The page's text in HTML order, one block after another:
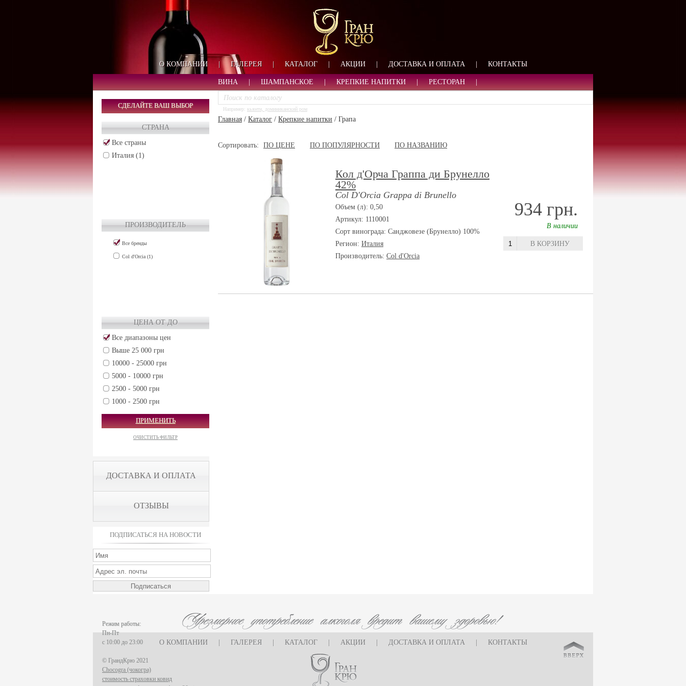
ЛОГИН
ЗАПОМНИТЬ МЕНЯ
ВАШЕ ИМЯ:
ТЕЛЕФОН:
ИМЯ
О КОМПАНИИ | ГАЛЕРЕЯ | КАТАЛОГ АКЦИИ ДОСТАВКА И ОПЛАТА КОНТАКТЫ
ВИНА ШАМПАНСКОЕ КРЕПКИЕ НАПИТКИ РЕСТОРАН
СДЕЛАЙТЕ ВАШ ВЫБОР
СТРАНА
Все страны
Италия (1)
ПРОИЗВОДИТЕЛЬ
Все бренды
Col d'Orcia (1)
ЦЕНА ОТ ДО
Все диапазоны цен
Выше 25 000 грн
10000 - 25000 грн
5000 - 10000 грн
2500 - 5000 грн
1000 - 2500 грн
500 - 1000 грн
250 - 500 грн
50 - 250 грн
ПРИМЕНИТЬ
ОЧИСТИТЬ ФИЛЬТР
ДОСТАВКА И ОПЛАТА
ОТЗЫВЫ
ПОДПИСАТЬСЯ НА НОВОСТИ
Например: кьянти, доминиканский ром
Главная / Каталог / Крепкие напитки / Грапа
Сортировать: ПО ЦЕНЕ ПО ПОПУЛЯРНОСТИ ПО НАЗВАНИЮ
Кол д'Орча Граппа ди Брунелло
42%
Col D'Orcia Grappa di Brunello
Объем (л): 0,50
Артикул: 1110001
Сорт винограда: Санджовезе (Брунелло) 100%
Регион: Италия
Производитель: Col d'Orcia
934 грн.
В наличии
В КОРЗИНУ
О КОМПАНИИ ГАЛЕРЕЯ КАТАЛОГ АКЦИИ ДОСТАВКА И ОПЛАТА КОНТАКТЫ
Режим работы:
Пн-Пт
с 10:00 до 23:00
© ГрандКрю 2021
Chocogra (чокогра)
стоимость страховки ковид